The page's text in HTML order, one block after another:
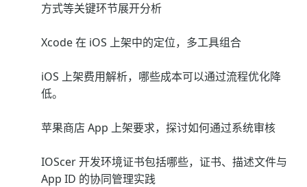
方式等关键环节展开分析
Xcode 在 iOS 上架中的定位，多工具组合
iOS 上架费用解析，哪些成本可以通过流程优化降
低。
苹果商店 App 上架要求，探讨如何通过系统审核
IOScer 开发环境证书包括哪些，证书、描述文件与
App ID 的协同管理实践